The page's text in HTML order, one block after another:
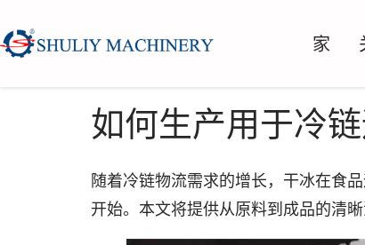
家
如何生产用于冷
随着冷链物流需求的增长，干冰在食
开始。本文将提供从原料到成品的清